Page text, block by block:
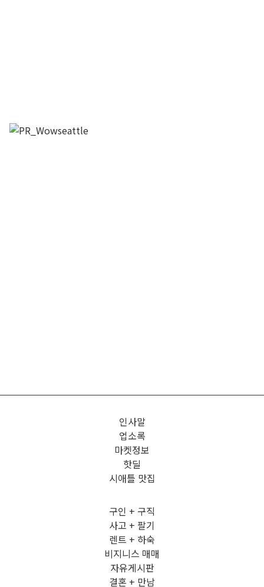
인사말
업소록
마켓정보
핫딜
시애틀 맛집
구인 + 구직
사고 + 팔기
렌트 + 하숙
비지니스 매매
자유게시판
결혼 + 만남